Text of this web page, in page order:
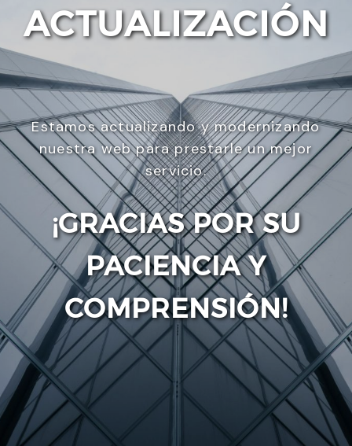
ACTUALIZACIÓN
Estamos actualizando y modernizando
nuestra web para prestarle un mejor
servicio.
¡GRACIAS POR SU
PACIENCIA Y
COMPRENSIÓN!
Utilizamos cookies para ofrecerte la mejor
experiencia en nuestra web.
Puedes aprender más sobre qué cookies utilizamos
o desactivarlas en los
ajustes
Aceptar
Enviar